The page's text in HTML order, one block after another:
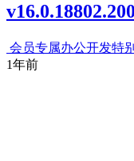
会员专属办公开发特
1年前